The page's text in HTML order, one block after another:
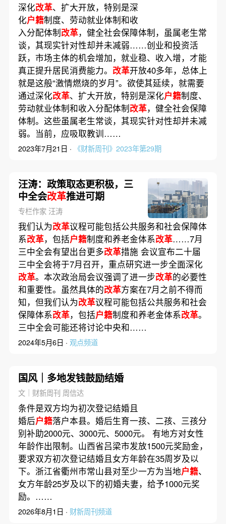
深化改革、扩大开放，特别是深
化户籍制度、劳动就业体制和收
入分配体制改革，健全社会保障体制，虽属老生常
谈，其现实针对性却并未减弱……创业和投资活
跃，市场主体的机会增加，就业稳、收入增，才能
真正提升居民消费能力。 改革开放40多年，总体上
就是这般“激情燃烧的岁月”。欲使其延续，就需要
通过深化改革、扩大开放，特别是深化户籍制度、
劳动就业体制和收入分配体制改革，健全社会保障
体制。这些虽属老生常谈，其现实针对性却并未减
弱。当前，应吸取教训……
2023年7月21日 · 《财新周刊》2023年第29期
汪涛：政策取态更积极，三
中全会改革推进可期
专栏作家 汪涛
我们认为改革议程可能包括公共服务和社会保障体
系改革，包括户籍制度和养老金体系改革……7月
三中全会有望出台更多改革措施 会议宣布二十届
三中全会将于7月召开，重点研究进一步全面深化
改革。本次政治局会议强调了进一步改革的必要性
和重要性。虽然具体的改革方案在7月之前不得而
知，但我们认为改革议程可能包括公共服务和社会
保障体系改革，包括户籍制度和养老金体系改革。
三中全会可能还将讨论中央和……
2024年5月6日 · 观点频道
国风｜多地发钱鼓励结婚
文｜财新周刊 周信达
条件是双方均为初次登记结婚且
婚后户籍落户本县。婚后生育一孩、二孩、三孩分
别补助2000元、3000元、5000元。 有地方对女性
年龄作出限制。山西省吕梁市发放1500元奖励金，
要求双方初次登记结婚且女方年龄在35周岁及以
下。浙江省衢州市常山县对至少一方为当地户籍、
女方年龄25岁及以下的初婚夫妻，给予1000元奖
励。……
2026年8月1日 · 财新周刊频道